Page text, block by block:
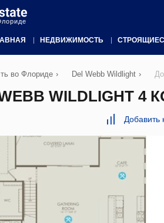
НЕДВИЖИМОСТЬ
во Флориде › Del Webb Wildlight ›
WILDLIGHT 4
Добавить